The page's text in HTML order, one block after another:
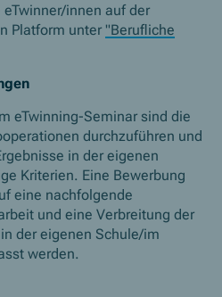
innen auf der
Platform unter "Berufliche
eTwinning-Seminar sind die
durchzuführen und
in der eigenen
Kriterien. Eine Bewerbung
eine nachfolgende
und eine Verbreitung der
der eigenen Schule/im
werden.